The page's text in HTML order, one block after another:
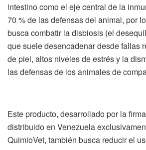
intestino como el eje central de la
70 % de las defensas del animal, por
busca combatir la disbiosis (el
que suele desencadenar desde fallas
de piel, altos niveles de estrés y la
las defensas de los animales de
Este producto, desarrollado por la
distribuido en Venezuela
QuimioVet, también busca reducir el